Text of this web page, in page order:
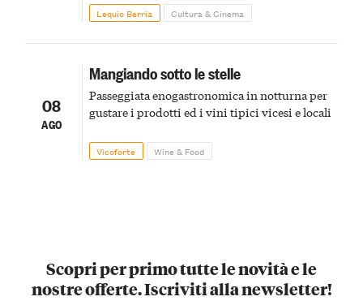
pirotecnico
Lequio Berria Cultura & Cinema
08
AGO
Mangiando sotto le stelle
Passeggiata enogastronomica in notturna per
gustare i prodotti ed i vini tipici vicesi e locali
Vicoforte Wine & Food
Scopri per primo tutte le novità e le
nostre offerte. Iscriviti alla newsletter!